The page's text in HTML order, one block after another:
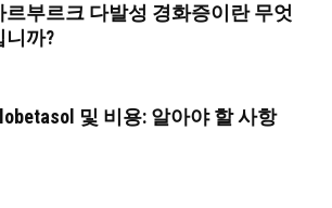
르부르크 다발성 경화증이란 무엇
니까?
및 비용: 알아야 할 사항